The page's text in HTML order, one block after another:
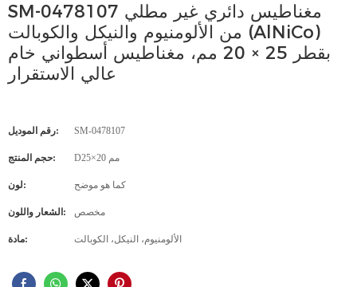
SM-0478107 مغناطيس دائري غير مطلي
من الألومنيوم والنيكل والكوبالت (AlNiCo)
بقطر 25 × 20 مم، مغناطيس أسطواني خام
عالي الاستقرار
رقم الموديل: SM-0478107
حجم المنتج: D25×20 مم
لون: كما هو موضح
الشعار واللون: مخصص
مادة: الألومنيوم، النيكل، الكوبالت